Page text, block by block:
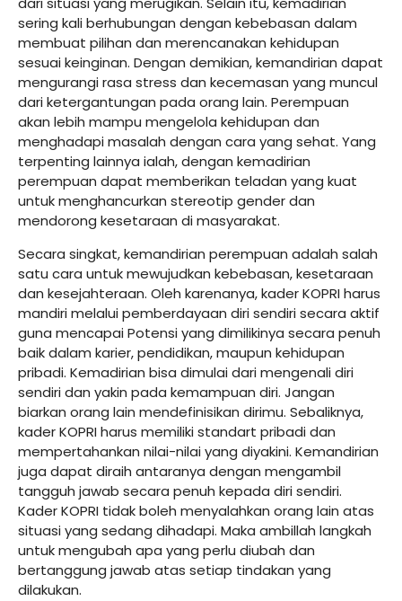
sering kali berhubungan dengan kebebasan dalam
membuat pilihan dan merencanakan kehidupan
sesuai keinginan. Dengan demikian, kemandirian dapat
mengurangi rasa stress dan kecemasan yang muncul
dari ketergantungan pada orang lain. Perempuan
akan lebih mampu mengelola kehidupan dan
menghadapi masalah dengan cara yang sehat. Yang
terpenting lainnya ialah, dengan kemadirian
perempuan dapat memberikan teladan yang kuat
untuk menghancurkan stereotip gender dan
mendorong kesetaraan di masyarakat.
Secara singkat, kemandirian perempuan adalah salah
satu cara untuk mewujudkan kebebasan, kesetaraan
dan kesejahteraan. Oleh karenanya, kader KOPRI harus
mandiri melalui pemberdayaan diri sendiri secara aktif
guna mencapai Potensi yang dimilikinya secara penuh
baik dalam karier, pendidikan, maupun kehidupan
pribadi. Kemadirian bisa dimulai dari mengenali diri
sendiri dan yakin pada kemampuan diri. Jangan
biarkan orang lain mendefinisikan dirimu. Sebaliknya,
kader KOPRI harus memiliki standart pribadi dan
mempertahankan nilai-nilai yang diyakini. Kemandirian
juga dapat diraih antaranya dengan mengambil
tangguh jawab secara penuh kepada diri sendiri.
Kader KOPRI tidak boleh menyalahkan orang lain atas
situasi yang sedang dihadapi. Maka ambillah langkah
untuk mengubah apa yang perlu diubah dan
bertanggung jawab atas setiap tindakan yang
dilakukan.